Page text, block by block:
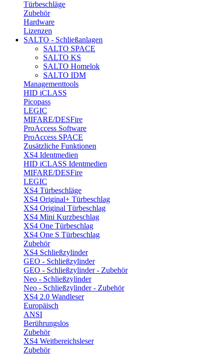
Türbeschläge
Zubehör
Hardware
Lizenzen
SALTO - Schließanlagen
SALTO SPACE
SALTO KS
SALTO Homelok
SALTO IDM
Managementtools
HID iCLASS
Picopass
LEGIC
MIFARE/DESFire
ProAccess Software
ProAccess SPACE
Zusätzliche Funktionen
XS4 Identmedien
HID iCLASS Identmedien
MIFARE/DESFire
LEGIC
XS4 Türbeschläge
XS4 Original+ Türbeschlag
XS4 Original Türbeschlag
XS4 Mini Kurzbeschlag
XS4 One Türbeschlag
XS4 One S Türbeschlag
Zubehör
XS4 Schließzylinder
GEO - Schließzylinder
GEO - Schließzylinder - Zubehör
Neo - Schließzylinder
Neo - Schließzylinder - Zubehör
XS4 2.0 Wandleser
Europäisch
ANSI
Berührungslos
Zubehör
XS4 Weitbereichsleser
Zubehör